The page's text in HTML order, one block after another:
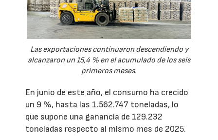
Las exportaciones continuaron descendiendo y
alcanzaron un 15,4 % en el acumulado de los seis
primeros meses.
En junio de este año, el consumo ha crecido
un 9 %, hasta las 1.562.747 toneladas, lo
que supone una ganancia de 129.232
toneladas respecto al mismo mes de 2025.